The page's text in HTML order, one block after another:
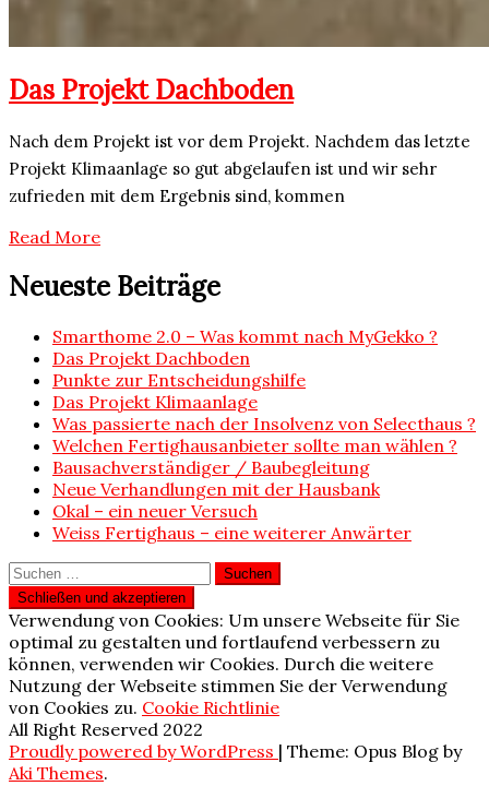
Das Projekt Dachboden
Nach dem Projekt ist vor dem Projekt. Nachdem das letzte
Projekt Klimaanlage so gut abgelaufen ist und wir sehr
zufrieden mit dem Ergebnis sind, kommen
Read More
Neueste Beiträge
Smarthome 2.0 – Was kommt nach MyGekko ?
Das Projekt Dachboden
Punkte zur Entscheidungshilfe
Das Projekt Klimaanlage
Was passierte nach der Insolvenz von Selecthaus ?
Welchen Fertighausanbieter sollte man wählen ?
Bausachverständiger / Baubegleitung
Neue Verhandlungen mit der Hausbank
Okal – ein neuer Versuch
Weiss Fertighaus – eine weiterer Anwärter
Suchen
nach:
Verwendung von Cookies: Um unsere Webseite für Sie
optimal zu gestalten und fortlaufend verbessern zu
können, verwenden wir Cookies. Durch die weitere
Nutzung der Webseite stimmen Sie der Verwendung
von Cookies zu. Cookie Richtlinie
All Right Reserved 2022
Proudly powered by WordPress | Theme: Opus Blog by
Aki Themes.